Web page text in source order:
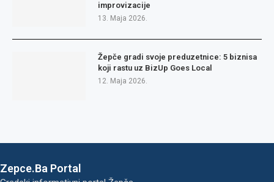
improvizacije
13. Maja 2026.
Žepče gradi svoje preduzetnice: 5 biznisa
koji rastu uz BizUp Goes Local
12. Maja 2026.
Zepce.Ba Portal